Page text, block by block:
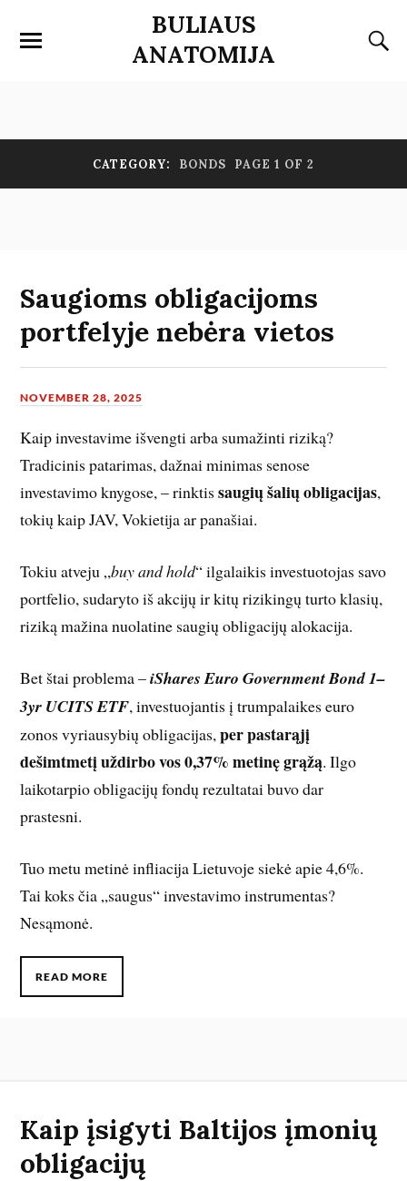
BULIAUS
ANATOMIJA
CATEGORY: BONDS PAGE 1 OF 2
Saugioms obligacijoms
portfelyje nebėra vietos
NOVEMBER 28, 2025
Kaip investavime išvengti arba sumažinti riziką?
Tradicinis patarimas, dažnai minimas senose
investavimo knygose, – rinktissaugių šalių obligacijas,
tokių kaip JAV, Vokietija ar panašiai.
Tokiu atveju „buy and hold“ ilgalaikis investuotojas savo
portfelio, sudaryto iš akcijų ir kitų rizikingų turto klasių,
riziką mažina nuolatine saugių obligacijų alokacija.
Bet štai problema –iShares Euro Government Bond 1–
3yr UCITS ETF, investuojantis į trumpalaikes euro
zonos vyriausybių obligacijas,per pastarąjį
dešimtmetį uždirbo vos 0,37% metinę grąžą. Ilgo
laikotarpio obligacijų fondų rezultatai buvo dar
prastesni.
Tuo metu metinė infliacija Lietuvoje siekė apie 4,6%.
Tai koks čia „saugus“ investavimo instrumentas?
Nesąmonė.
READ MORE
Kaip įsigyti Baltijos įmonių
obligacijų